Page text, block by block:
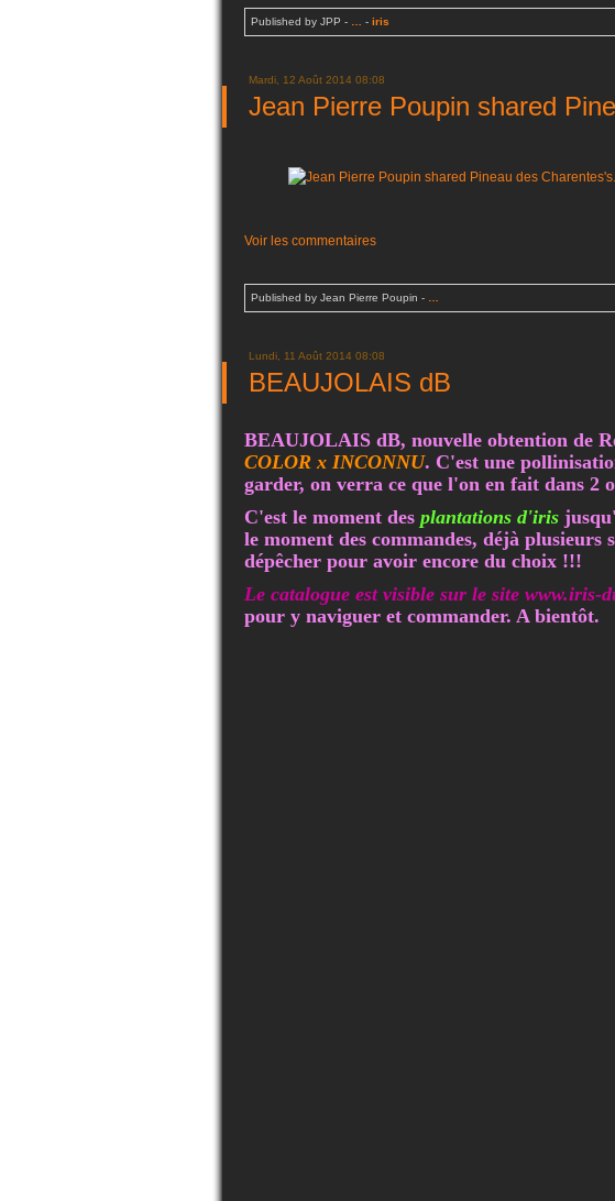
Published by JPP - - iris
Mardi, 12 Août 2014 08:08
Jean Pierre Poupin shared
Voir les commentaires
Published by Jean Pierre Poupin -
Lundi, 11 Août 2014 08:08
BEAUJOLAIS dB
BEAUJOLAIS dB, nouvelle obtention de
COLOR x INCONNU. C'est une
garder, on verra ce que l'on en fait dans 2
C'est le moment des plantations d'iris
le moment des commandes, déjà plusieurs
dépêcher pour avoir encore du choix !!!
Le catalogue est visible sur le site www.iris-
pour y naviguer et commander. A bientôt.